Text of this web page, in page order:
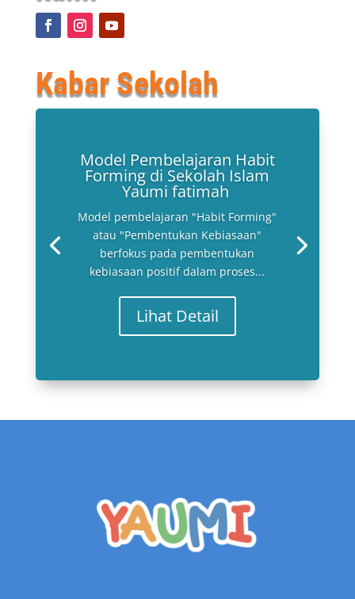
Kabar Sekolah
Model Pembelajaran Habit
Forming di Sekolah Islam
Yaumi fatimah
Model pembelajaran "Habit Forming"
atau "Pembentukan Kebiasaan"
berfokus pada pembentukan
kebiasaan positif dalam proses...
Lihat Detail